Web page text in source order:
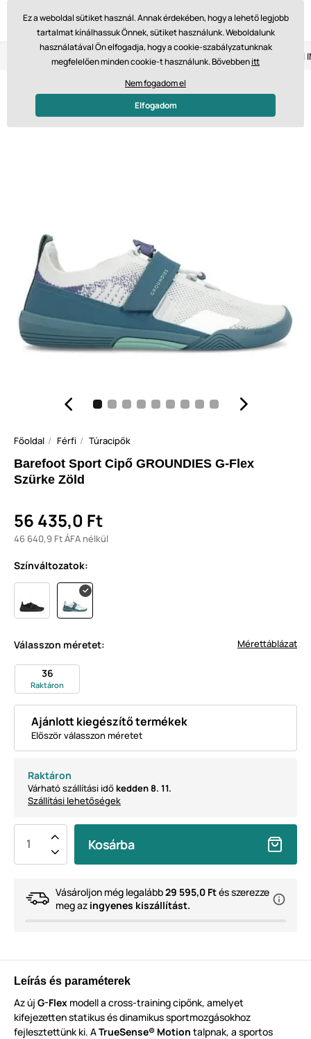
Visszaküldés 14 napon belül Gyors szállítás 61 475 Ft-tól
Főoldal Férfi Túracipők
Barefoot Sport Cipő GROUNDIES G-Flex
Szürke Zöld
56 435,0 Ft
46 640,9 Ft ÁFA nélkül
Színváltozatok:
Mérettáblázat
Válasszon méretet:
36
Raktáron
Ajánlott kiegészítő termékek
Először válasszon méretet
Raktáron
Várható szállítási időkedden 8. 11.
Szállítási lehetőségek
Kosárba
Vásároljon még legalább29 595,0 Ftés szerezze
meg az ingyenes kiszállítást.
Leírás és paraméterek
Az új G-Flex modell a cross-training cipőnk, amelyet
kifejezetten statikus és dinamikus sportmozgásokhoz
fejlesztettünk ki. ATrueSense® Motion talpnak, a sportos
Ez a weboldal sütiket használ. Annak érdekében, hogy a lehető legjobb
tartalmat kínálhassuk Önnek, sütiket használunk. Weboldalunk
használatával Ön elfogadja, hogy a cookie-szabályzatunknak
megfelelően minden cookie-t használunk. Bővebbenitt
Nem fogadom el
Elfogadom